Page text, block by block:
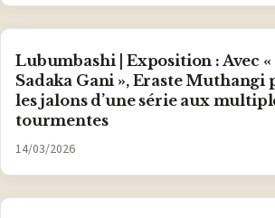
Lubumbashi | Exposition : Avec «
Sadaka Gani », Eraste Muthangi
les jalons d’une série aux
tourmentes
14/03/2026